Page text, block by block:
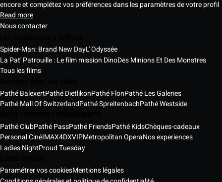
encore et complétez vos préférences dans les paramètres de votre profil
Read more
Nous contacter
Spider-Man: Brand New DayL' Odyssée
La Pat' Patrouille : Le film mission DinoDes Minions Et Des Monstres
Tous les films
Pathé BalexertPathé DietlikonPathé FlonPathé Les Galeries
Pathé Mall Of SwitzerlandPathé SpreitenbachPathé Westside
Pathé ClubPathé PassPathé FriendsPathé KidsChèques-cadeaux
Personal CinéIMAX4DXVIPMetropolitan OperaNos experiences
Ladies NightProud Tuesday
Paramétrer vos cookiesMentions légales